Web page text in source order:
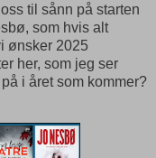
til sånn på starten
som hvis alt
ønsker 2025
her, som jeg ser
i året som kommer?